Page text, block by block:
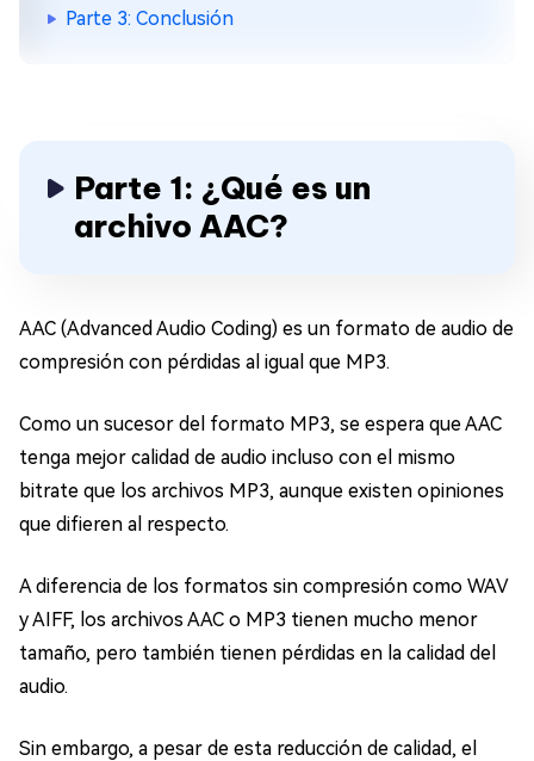
Parte 3: Conclusión
Parte 1: ¿Qué es un
archivo AAC?
AAC (Advanced Audio Coding) es un formato de audio de
compresión con pérdidas al igual que MP3.
Como un sucesor del formato MP3, se espera que AAC
tenga mejor calidad de audio incluso con el mismo
bitrate que los archivos MP3, aunque existen opiniones
que difieren al respecto.
A diferencia de los formatos sin compresión como WAV
y AIFF, los archivos AAC o MP3 tienen mucho menor
tamaño, pero también tienen pérdidas en la calidad del
audio.
Sin embargo, a pesar de esta reducción de calidad, el